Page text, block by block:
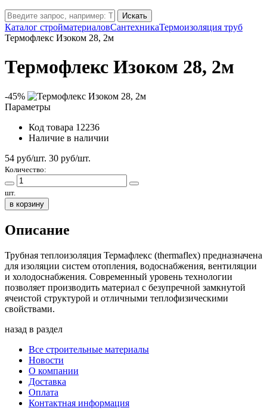
Искать
Каталог стройматериаловСантехникаТермоизоляция труб
Термофлекс Изоком 28, 2м
Термофлекс Изоком 28, 2м
-45%
Параметры
Код товара 12236
Наличие в наличии
54 руб/шт. 30 руб/шт.
Количество:
шт.
в корзину
Описание
Трубная теплоизоляция Термафлекс (thermaflex) предназначена
для изоляции систем отопления, водоснабжения, вентиляции
и холодоснабжения. Современный уровень технологии
позволяет производить материал с безупречной замкнутой
ячеистой структурой и отличными теплофизическими
свойствами.
назад в раздел
Все строительные материалы
Новости
О компании
Доставка
Оплата
Контактная информация